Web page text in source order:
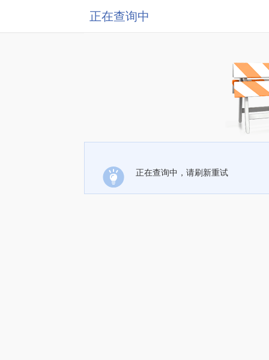
正在查询中
正在查询中，请刷新重试